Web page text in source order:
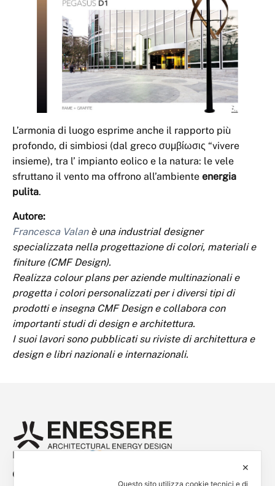
L’armonia di luogo esprime anche il rapporto più
profondo, di simbiosi (dal greco συμβίωσις “vivere
insieme), tra l’ impianto eolico e la natura: le vele
sfruttano il vento ma offrono all’ambiente energia
pulita.
Autore:
Francesca Valanè una industrial designer
specializzata nella progettazione di colori, materiali e
finiture (CMF Design).
Realizza colour plans per aziende multinazionali e
progetta i colori personalizzati per i diversi tipi di
prodotti e insegna CMF Design e collabora con
importanti studi di design e architettura.
I suoi lavori sono pubblicati su riviste di architettura e
design e libri nazionali e internazionali.
Empowered by
Contacts
✕
Questo sito utilizza cookie tecnici e di